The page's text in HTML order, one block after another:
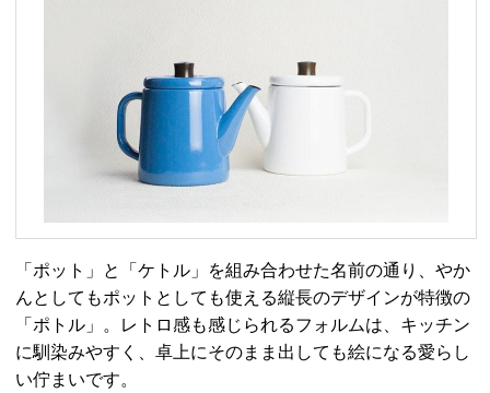
「ポット」と「ケトル」を組み合わせた名前の通り、やか
んとしてもポットとしても使える縦長のデザインが特徴の
「ポトル」。レトロ感も感じられるフォルムは、キッチン
に馴染みやすく、卓上にそのまま出しても絵になる愛らし
い佇まいです。